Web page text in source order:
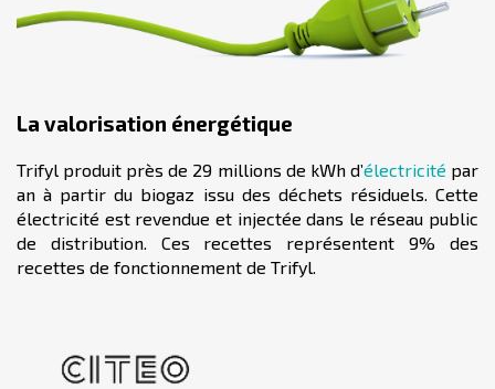
La valorisation énergétique
Trifyl produit près de 29 millions de kWh d’électricité par
an à partir du biogaz issu des déchets résiduels. Cette
électricité est revendue et injectée dans le réseau public
de distribution. Ces recettes représentent 9% des
recettes de fonctionnement de Trifyl.